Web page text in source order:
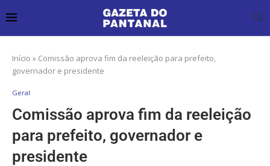
Início » Comissão aprova fim da reeleição para prefeito,
governador e presidente
Geral
Comissão aprova fim da reeleição
para prefeito, governador e
presidente